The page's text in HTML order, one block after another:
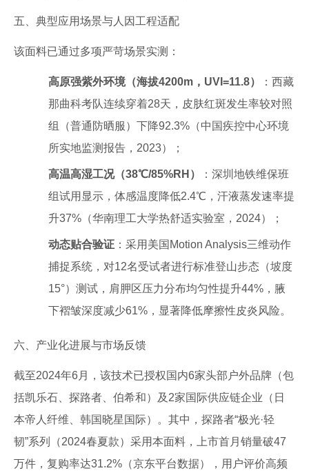
五、典型应用场景与人因工程适配
该面料已通过多项严苛场景实测：
高原强紫外环境（海拔4200m，UVI=11.8）
：西藏
那曲科考队连续穿着28天，皮肤红斑发生率较对照
组（普通防晒服）下降92.3%（中国疾控中心环境
所实地监测报告，2023）；
高温高湿工况（38℃/85%RH）
：深圳地铁维保班
组试用显示，体感温度降低2.4℃，汗液蒸发速率提
升37%（华南理工大学热舒适实验室，2024）；
动态贴合验证 ：采用美国Motion Analysis三维动作
捕捉系统，对12名受试者进行标准登山步态（坡度
15°）测试，肩胛区压力分布均匀性提升44%，腋
下褶皱深度减少61%，显著降低摩擦性皮炎风险。
六、产业化进展与市场反馈
截至2024年6月，该技术已授权国内6家头部户外品牌（包
括凯乐石、探路者、伯希和）及2家国际供应链企业（日
本帝人纤维、韩国晓星国际）。其中，探路者“极光·轻
韧”系列（2024春夏款）采用本面料，上市首月销量破47
万件，复购率达31.2%（京东平台数据），用户评价高频